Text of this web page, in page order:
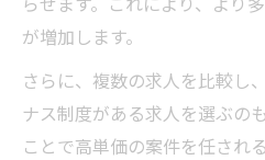
が増加します。
さらに、複数の求人を比較し
ナス制度がある求人を選ぶの
ことで高単価の案件を任され